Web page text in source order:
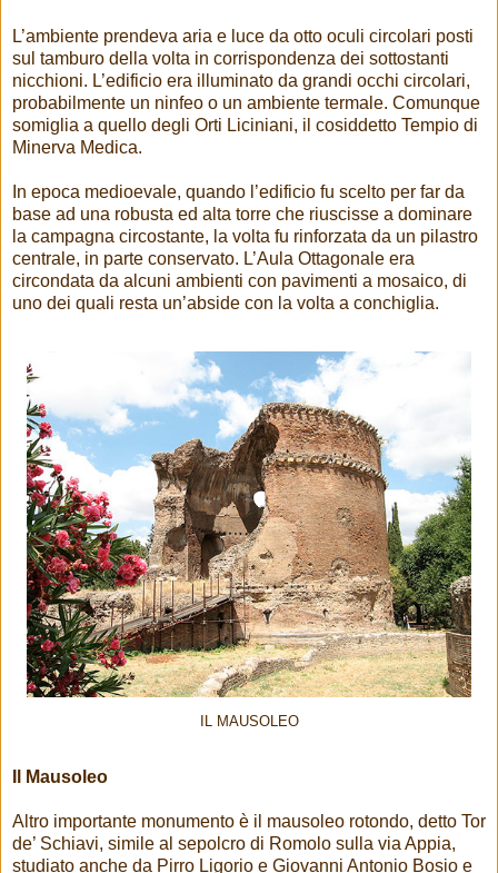
L’ambiente prendeva aria e luce da otto oculi circolari posti
sul tamburo della volta in corrispondenza dei sottostanti
nicchioni. L’edificio era illuminato da grandi occhi circolari,
probabilmente un ninfeo o un ambiente termale. Comunque
somiglia a quello degli Orti Liciniani, il cosiddetto Tempio di
Minerva Medica.
In epoca medioevale, quando l’edificio fu scelto per far da
base ad una robusta ed alta torre che riuscisse a dominare
la campagna circostante, la volta fu rinforzata da un pilastro
centrale, in parte conservato. L’Aula Ottagonale era
circondata da alcuni ambienti con pavimenti a mosaico, di
uno dei quali resta un’abside con la volta a conchiglia.
IL MAUSOLEO
Il Mausoleo
Altro importante monumento è il mausoleo rotondo, detto Tor
de’ Schiavi, simile al sepolcro di Romolo sulla via Appia,
studiato anche da Pirro Ligorio e Giovanni Antonio Bosio e